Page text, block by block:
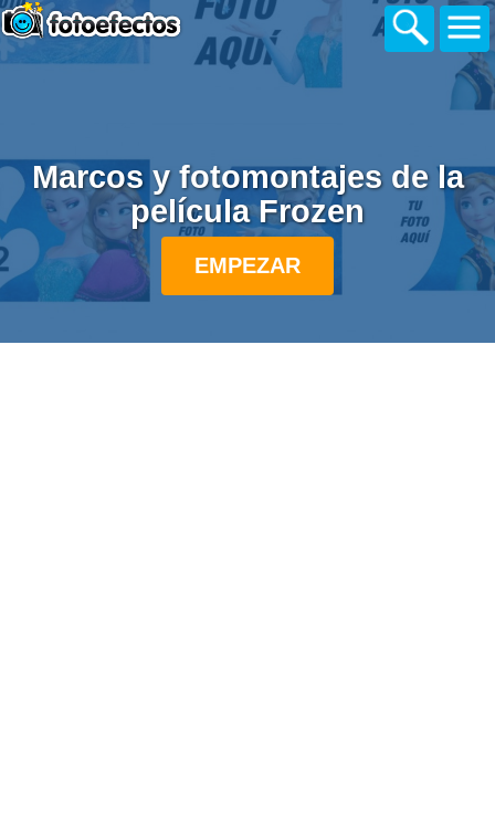
Marcos y fotomontajes de la
pelí­cula Frozen
EMPEZAR